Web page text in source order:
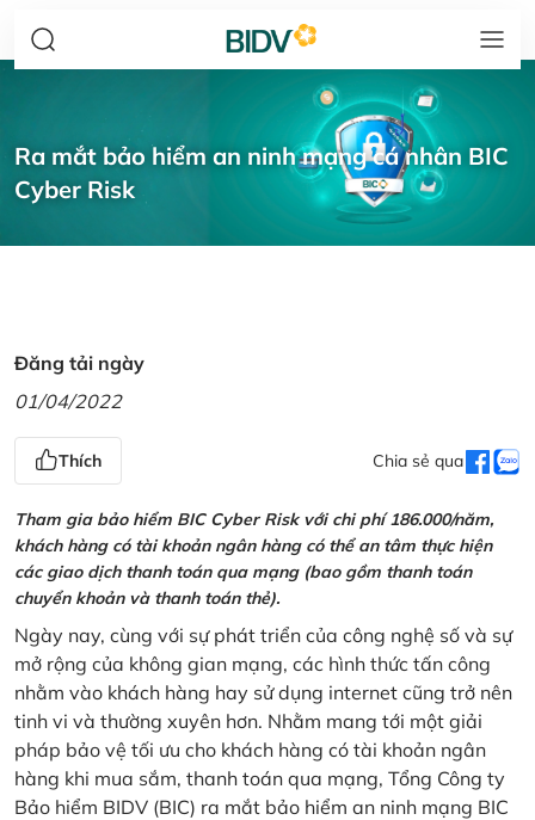
Ra mắt bảo hiểm an ninh mạng cá nhân BIC
Cyber Risk
Đăng tải ngày
01/04/2022
Thích Chia sẻ qua
Tham gia bảo hiểm BIC Cyber Risk với chi phí 186.000/năm,
khách hàng có tài khoản ngân hàng có thể an tâm thực hiện
các giao dịch thanh toán qua mạng (bao gồm thanh toán
chuyển khoản và thanh toán thẻ).
Ngày nay, cùng với sự phát triển của công nghệ số và sự
mở rộng của không gian mạng, các hình thức tấn công
nhằm vào khách hàng hay sử dụng internet cũng trở nên
tinh vi và thường xuyên hơn. Nhằm mang tới một giải
pháp bảo vệ tối ưu cho khách hàng có tài khoản ngân
hàng khi mua sắm, thanh toán qua mạng, Tổng Công ty
Bảo hiểm BIDV (BIC) ra mắt bảo hiểm an ninh mạng BIC